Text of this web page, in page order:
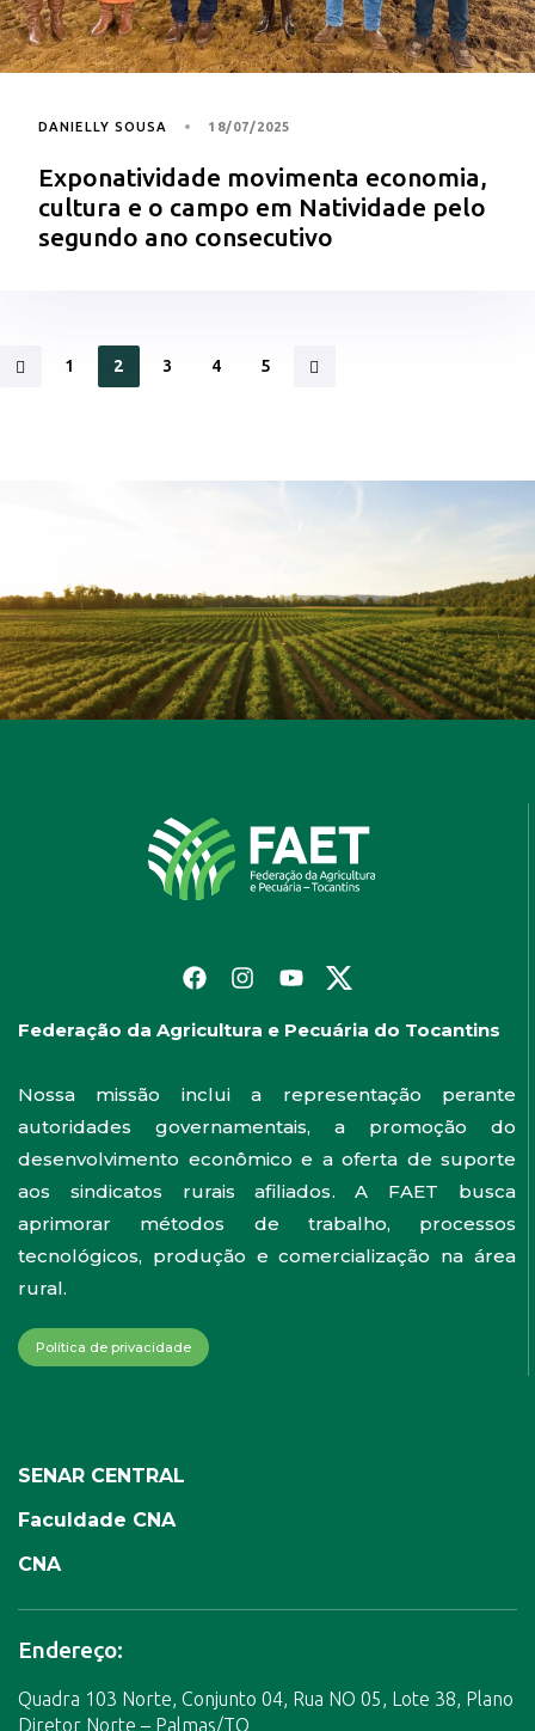
DANIELLY SOUSA 18/07/2025
Exponatividade movimenta economia,
cultura e o campo em Natividade pelo
segundo ano consecutivo
1 2 3 4 5
Federação da Agricultura e Pecuária do Tocantins
Nossa missão inclui a representação perante
autoridades governamentais, a promoção do
desenvolvimento econômico e a oferta de suporte
aos sindicatos rurais afiliados. A FAET busca
aprimorar métodos de trabalho, processos
tecnológicos, produção e comercialização na área
rural.
Política de privacidade
SENAR CENTRAL
Faculdade CNA
CNA
Endereço:
Quadra 103 Norte, Conjunto 04, Rua NO 05, Lote 38, Plano
Diretor Norte – Palmas/TO